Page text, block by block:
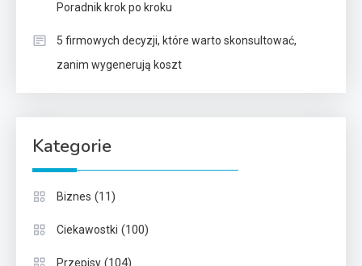
Poradnik krok po kroku
5 firmowych decyzji, które warto skonsultować,
zanim wygenerują koszt
Kategorie
Biznes (11)
Ciekawostki (100)
Przepisy (104)